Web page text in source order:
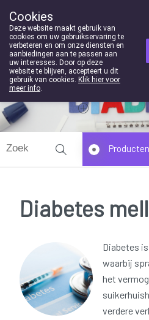
089/352369
Vandaag
Producten
Diabetes
Diabetes
waarbij
het
verdere
Cookies
Deze website maakt gebruik van
cookies om uw gebruikservaring te
verbeteren en om onze diensten en
aanbiedingen aan te passen aan
uw interesses. Door op deze
website te blijven, accepteert u dit
gebruik van cookies. Klik hier voor
meer info.